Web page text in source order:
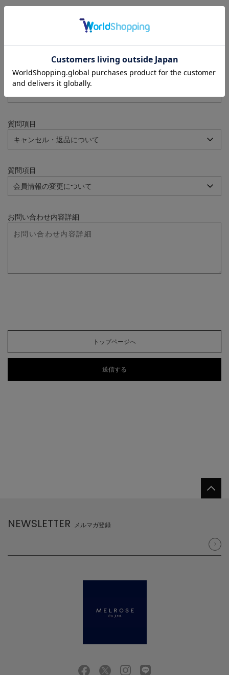
質問項目
質問項目
質問項目
お問い合わせ内容詳細
トップページへ
NEWSLETTER メルマガ登録